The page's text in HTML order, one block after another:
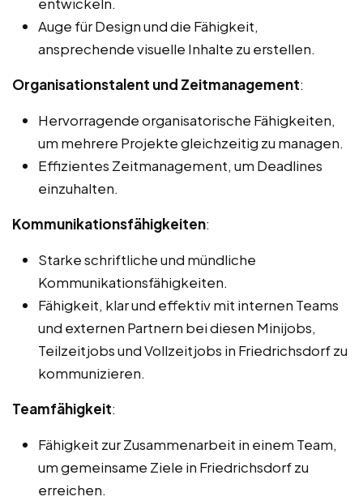
Auge für Design und die Fähigkeit,
ansprechende visuelle Inhalte zu erstellen.
Organisationstalent und Zeitmanagement:
Hervorragende organisatorische Fähigkeiten,
um mehrere Projekte gleichzeitig zu managen.
Effizientes Zeitmanagement, um Deadlines
einzuhalten.
Kommunikationsfähigkeiten:
Starke schriftliche und mündliche
Kommunikationsfähigkeiten.
Fähigkeit, klar und effektiv mit internen Teams
und externen Partnern bei diesen Minijobs,
Teilzeitjobs und Vollzeitjobs in Friedrichsdorf zu
kommunizieren.
Teamfähigkeit:
Fähigkeit zur Zusammenarbeit in einem Team,
um gemeinsame Ziele in Friedrichsdorf zu
erreichen.